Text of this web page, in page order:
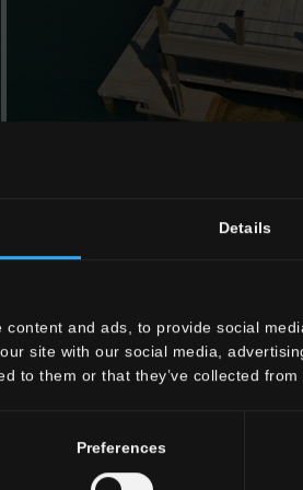
Details
content and ads, to provide social
site with our social media,
to them or that they’ve collected
Preferences